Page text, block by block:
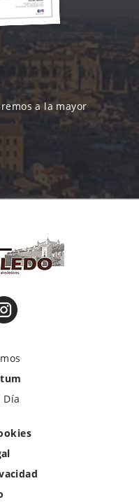
a la mayor
Día